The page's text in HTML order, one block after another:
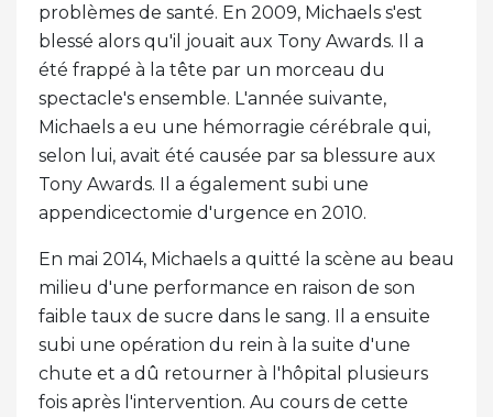
problèmes de santé. En 2009, Michaels s'est
blessé alors qu'il jouait aux Tony Awards. Il a
été frappé à la tête par un morceau du
spectacle's ensemble. L'année suivante,
Michaels a eu une hémorragie cérébrale qui,
selon lui, avait été causée par sa blessure aux
Tony Awards. Il a également subi une
appendicectomie d'urgence en 2010.
En mai 2014, Michaels a quitté la scène au beau
milieu d'une performance en raison de son
faible taux de sucre dans le sang. Il a ensuite
subi une opération du rein à la suite d'une
chute et a dû retourner à l'hôpital plusieurs
fois après l'intervention. Au cours de cette